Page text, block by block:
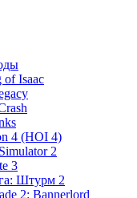
of Isaac
4 (HOI 4)
2
3
Штурм 2
2: Bannerlord